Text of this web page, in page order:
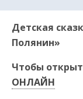
Детская
Полянин»
Чтобы
ОНЛАЙН